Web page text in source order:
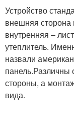
Устройство
внешняя сторона
внутренняя –
утеплитель.
назвали
панель.Различны
стороны, а
вида.